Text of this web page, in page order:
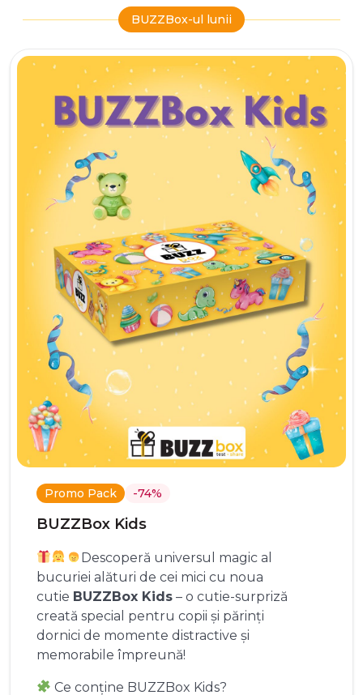
BUZZBox-ul lunii
Promo Pack -74%
BUZZBox Kids
Descoperă universul magic al
bucuriei alături de cei mici cu noua
cutie BUZZBox Kids – o cutie-surpriză
creată special pentru copii și părinți
dornici de momente distractive și
memorabile împreună!
Ce conține BUZZBox Kids?